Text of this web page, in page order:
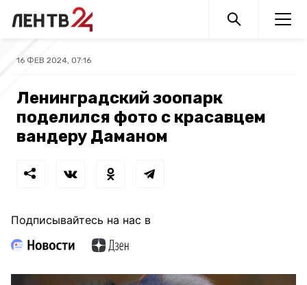
16 ФЕВ 2024, 07:16
Ленинградский зоопарк
поделился фото с красавцем
вандеру Даманом
Подписывайтесь на нас в